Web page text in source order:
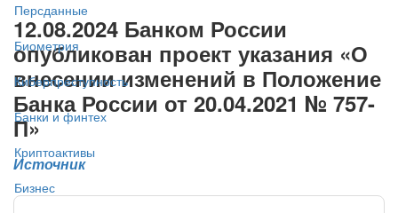
Персданные
Биометрия
Киберпреступность
Банки и финтех
Криптоактивы
Бизнес
12.08.2024 Банком России
опубликован проект указания «О
внесении изменений в Положение
Банка России от 20.04.2021 № 757-
П»
Источник